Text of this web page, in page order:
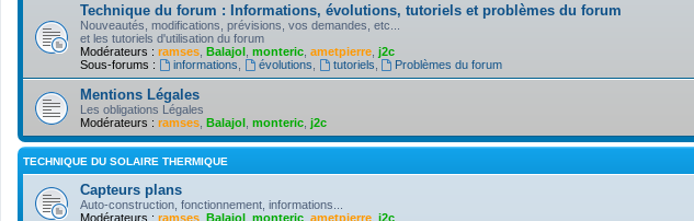
Technique du forum : Informations, évolutions, tutoriels et problèmes du forum
Nouveautés, modifications, prévisions, vos demandes, etc...
et les tutoriels d'utilisation du forum
Modérateurs : ramses Balajol monteric ametpierre j2c
Sous-forums :
informations évolutions tutoriels Problèmes du forum
Mentions Légales
Les obligations Légales
Modérateurs : ramses Balajol monteric j2c
TECHNIQUE DU SOLAIRE THERMIQUE
Capteurs plans
Auto-construction, fonctionnement, informations...
Modérateurs : ramses Balajol monteric ametpierre j2c